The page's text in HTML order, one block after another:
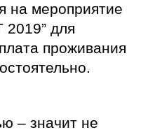
на мероприятие
2019” для
проживания
– значит не